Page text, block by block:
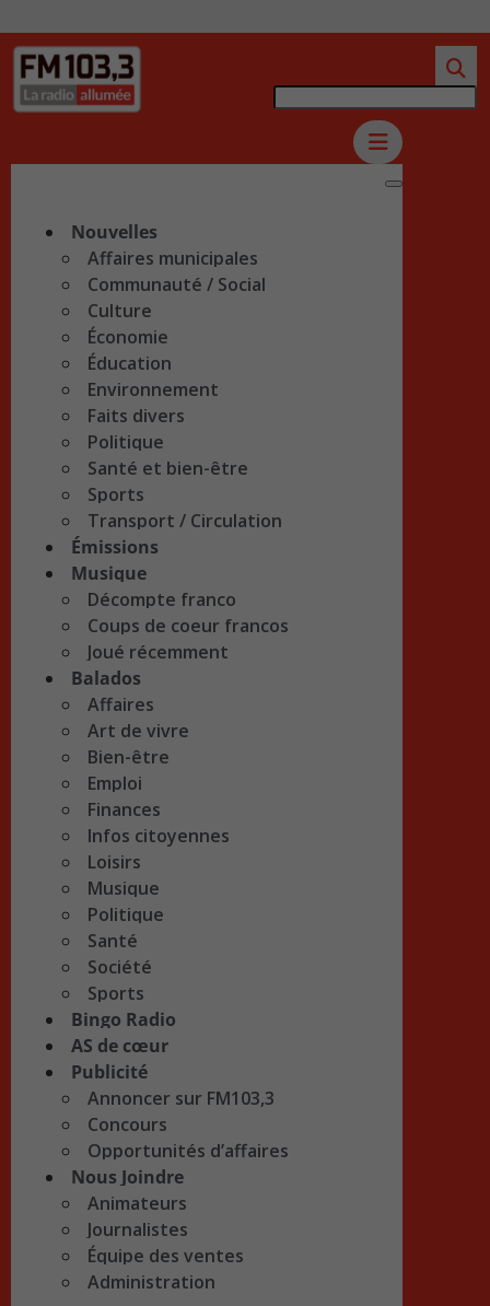
Nouvelles
Affaires municipales
Communauté / Social
Culture
Économie
Éducation
Environnement
Faits divers
Politique
Santé et bien-être
Sports
Transport / Circulation
Émissions
Musique
Décompte franco
Coups de coeur francos
Joué récemment
Balados
Affaires
Art de vivre
Bien-être
Emploi
Finances
Infos citoyennes
Loisirs
Musique
Politique
Santé
Société
Sports
Bingo Radio
AS de cœur
Publicité
Annoncer sur FM103,3
Concours
Opportunités d’affaires
Nous Joindre
Animateurs
Journalistes
Équipe des ventes
Administration